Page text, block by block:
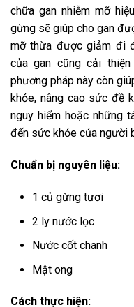
chữa gan nhiễm mỡ
gừng sẽ giúp cho gan
mỡ thừa được giảm đi
của gan cũng cải
phương pháp này còn
khỏe, nâng cao sức đề
nguy hiểm hoặc những
đến sức khỏe của người
Chuẩn bị nguyên liệu:
1 củ gừng tươi
2 ly nước lọc
Nước cốt chanh
Mật ong
Cách thực hiện: